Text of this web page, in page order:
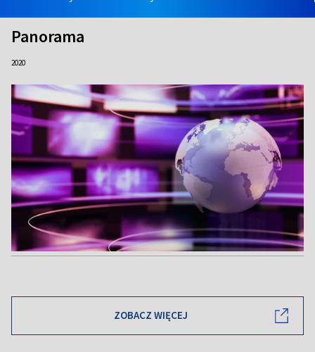
Panorama
2020
ZOBACZ WIĘCEJ